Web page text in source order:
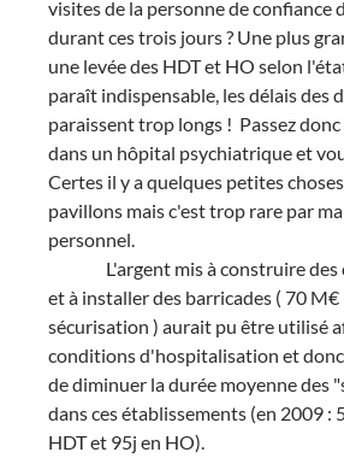
visites de la personne de confiance
durant ces trois jours ? Une plus
une levée des HDT et HO selon
paraît indispensable, les délais des
paraissent trop longs ! Passez
dans un hôpital psychiatrique et
Certes il y a quelques petites
pavillons mais c'est trop rare par
personnel.
L'argent mis à construire
et à installer des barricades ( 70
sécurisation ) aurait pu être utilisé
conditions d'hospitalisation et
de diminuer la durée moyenne des
dans ces établissements (en 2009 :
HDT et 95j en HO).